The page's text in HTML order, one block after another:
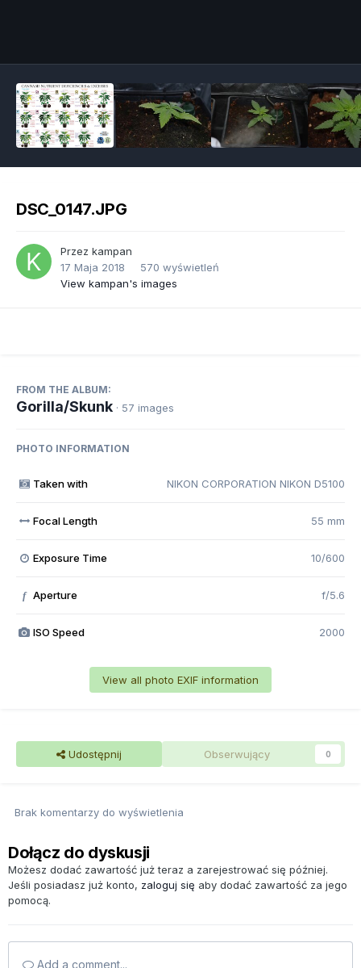
DSC_0147.JPG
Przez kampan
17 Maja 2018
570 wyświetleń
View kampan's images
FROM THE ALBUM:
Gorilla/Skunk · 57 images
PHOTO INFORMATION
Taken with NIKON CORPORATION NIKON D5100
Focal Length 55 mm
Exposure Time 10/600
f Aperture f/5.6
ISO Speed 2000
View all photo EXIF information
Udostępnij Obserwujący 0
Brak komentarzy do wyświetlenia
Dołącz do dyskusji
Możesz dodać zawartość już teraz a zarejestrować się później.
Jeśli posiadasz już konto, zaloguj się aby dodać zawartość za jego
pomocą.
Add a comment...